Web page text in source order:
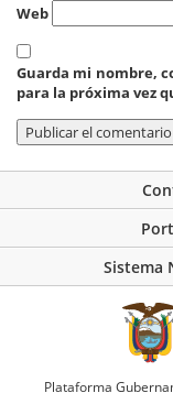
Web
Guarda mi nombre,
para la próxima vez
Sistema
Plataforma